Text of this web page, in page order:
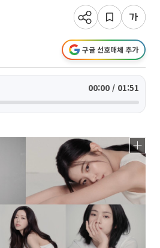
구글 선호매체 추가
00:00 / 01:51